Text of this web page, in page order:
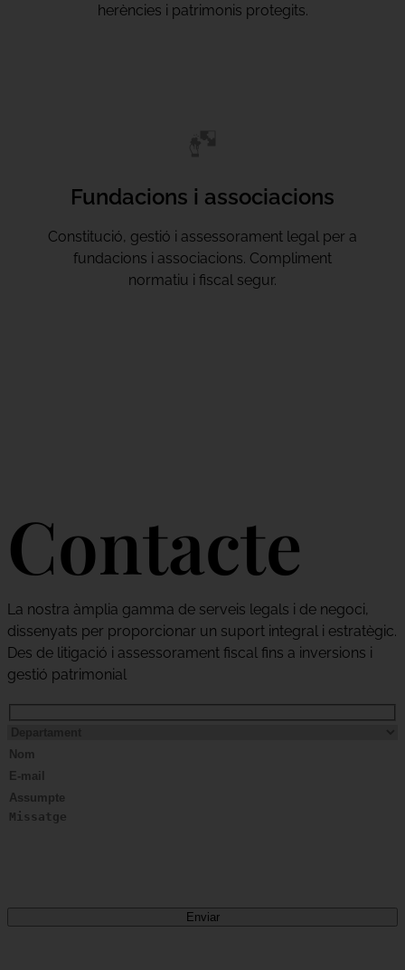
herències i patrimonis protegits.
Fundacions i associacions
Constitució, gestió i assessorament legal per a
fundacions i associacions. Compliment
normatiu i fiscal segur.
Contacte
La nostra àmplia gamma de serveis legals i de negoci,
dissenyats per proporcionar un suport integral i estratègic.
Des de litigació i assessorament fiscal fins a inversions i
gestió patrimonial